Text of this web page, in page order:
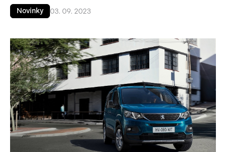
Novinky 03. 09. 2023